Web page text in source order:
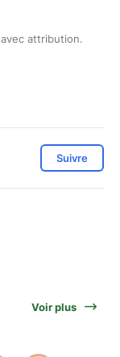
attribution.
Suivre
Voir plus